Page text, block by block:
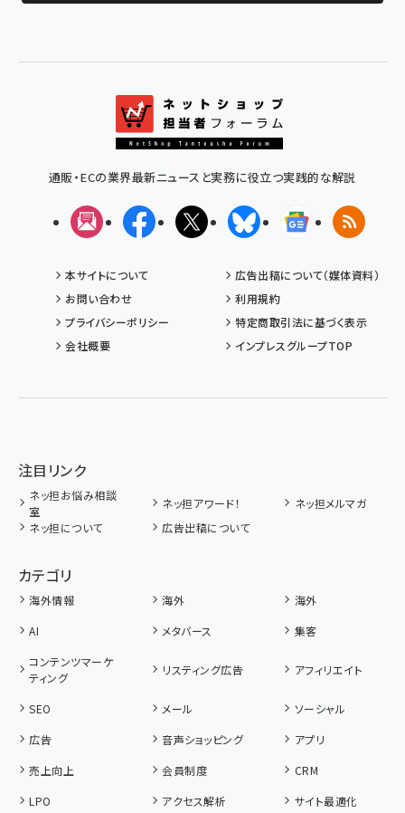
通販・ECの業界最新ニュースと実務に役立つ実践的な解説
メルマガFacebookX(エックス)BlueskyGoogleニュ
RSS
本サイトについて
広告出稿について（媒体資料）
お問い合わせ
利用規約
プライバシーポリシー
特定商取引法に基づく表示
会社概要
インプレスグループTOP
注目リンク
ネッ担お悩み相談
室
ネッ担アワード！
ネッ担メルマガ
ネッ担について
広告出稿について
カテゴリ
海外情報 海外
海外
AI
メタバース
集客
コンテンツマーケ
ティング
リスティング広告 アフィリエイト
SEO メール
ソーシャル
広告
音声ショッピング
アプリ
売上向上
会員制度
CRM
LPO
アクセス解析
サイト最適化